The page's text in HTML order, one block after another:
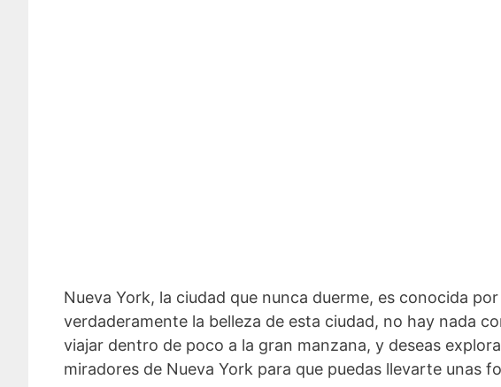
Nueva York, la ciudad que nunca duerme, es conocida
verdaderamente la belleza de esta ciudad, no hay nada
viajar dentro de poco a la gran manzana, y deseas
miradores de Nueva York para que puedas llevarte unas